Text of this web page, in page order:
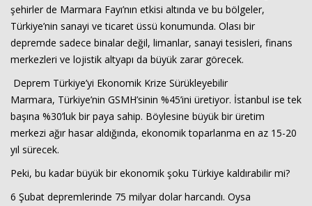
şehirler de Marmara Fayı’nın etkisi altında ve bu bölgeler,
Türkiye’nin sanayi ve ticaret üssü konumunda. Olası bir
depremde sadece binalar değil, limanlar, sanayi tesisleri, finans
merkezleri ve lojistik altyapı da büyük zarar görecek.
Deprem Türkiye’yi Ekonomik Krize Sürükleyebilir
Marmara, Türkiye’nin GSMH’sinin %45’ini üretiyor. İstanbul ise tek
başına %30’luk bir paya sahip. Böylesine büyük bir üretim
merkezi ağır hasar aldığında, ekonomik toparlanma en az 15-20
yıl sürecek.
Peki, bu kadar büyük bir ekonomik şoku Türkiye kaldırabilir mi?
6 Şubat depremlerinde 75 milyar dolar harcandı. Oysa